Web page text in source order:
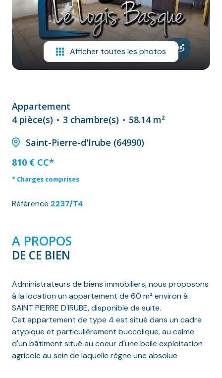
NOS
PRESTATIONS
CONTACT
Afficher toutes les photos
Appartement
4 pièce(s)
3 chambre(s)
58.14 m²
Saint-Pierre-d'Irube (64990)
810 € CC*
* Charges comprises
Référence 2237/T4
A PROPOS
DE CE BIEN
Administrateurs de biens immobiliers, nous proposons
à la location un appartement de 60 m² environ à
SAINT PIERRE D'IRUBE, disponible de suite.
Cet appartement de type 4 est situé dans un cadre
atypique et particulièrement buccolique, au calme
d'un bâtiment situé au coeur d'une belle exploitation
agricole au sein de laquelle règne une absolue